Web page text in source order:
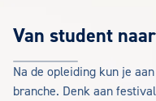
Van student
Na de opleiding kun je
branche. Denk aan